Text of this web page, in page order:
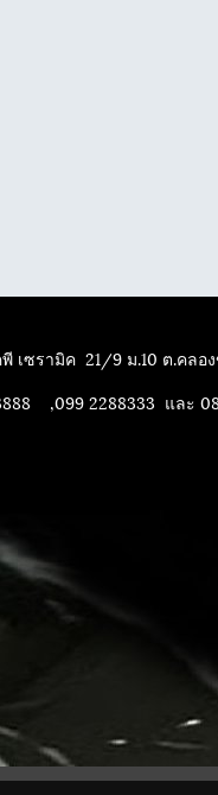
เซรามิค 21/9 ม.10 ต.คลอ
,099 2288333 และ